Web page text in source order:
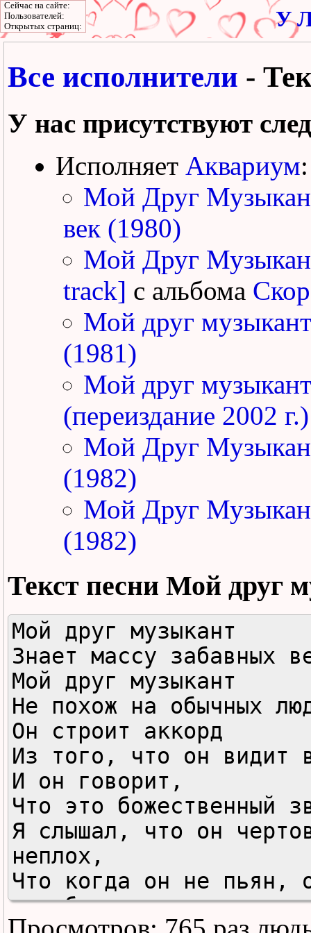
У
Все исполнители -
У нас присутствуют
Исполняет Аквариум:
Мой Друг
век (1980)
Мой Друг
track] с альбома
Мой друг музыкант
(1981)
Мой друг музыкант
(переиздание 2002
Мой Друг
(1982)
Мой Друг
(1982)
Текст песни Мой друг
Мой друг музыкант
Знает массу забавных
Мой друг музыкант
Не похож на обычных
Он строит аккорд
Из того, что он видит
И он говорит,
Что это божественный
Я слышал, что он
неплох,
Что когда он не пьян,
как бог.
Сейчас на сайте:
Пользователей:
Открытых страниц: